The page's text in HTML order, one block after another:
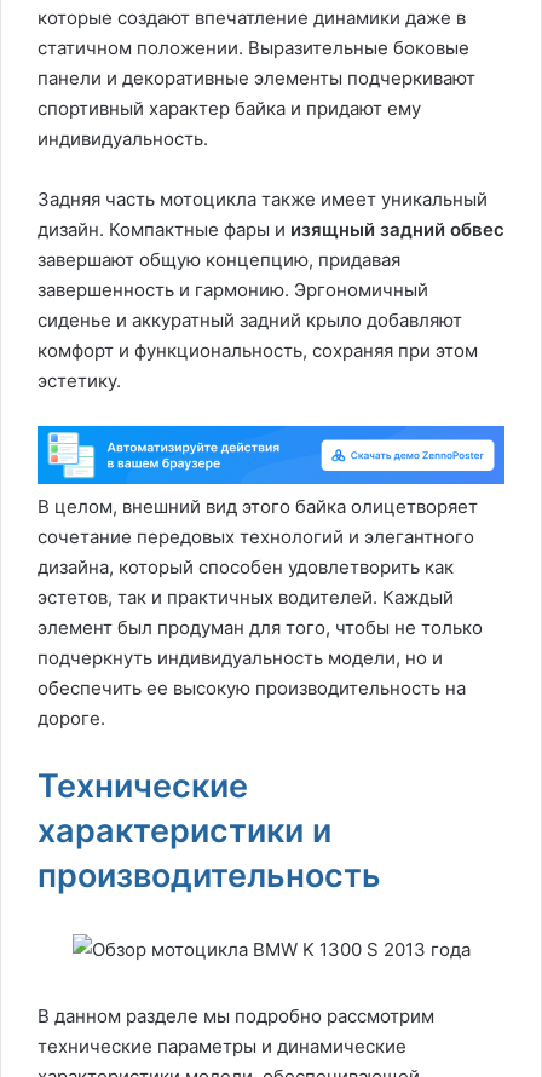
которые создают впечатление динамики даже в
статичном положении. Выразительные боковые
панели и декоративные элементы подчеркивают
спортивный характер байка и придают ему
индивидуальность.
Задняя часть мотоцикла также имеет уникальный
дизайн. Компактные фары и изящный задний обвес
завершают общую концепцию, придавая
завершенность и гармонию. Эргономичный
сиденье и аккуратный задний крыло добавляют
комфорт и функциональность, сохраняя при этом
эстетику.
В целом, внешний вид этого байка олицетворяет
сочетание передовых технологий и элегантного
дизайна, который способен удовлетворить как
эстетов, так и практичных водителей. Каждый
элемент был продуман для того, чтобы не только
подчеркнуть индивидуальность модели, но и
обеспечить ее высокую производительность на
дороге.
Технические
характеристики и
производительность
В данном разделе мы подробно рассмотрим
технические параметры и динамические